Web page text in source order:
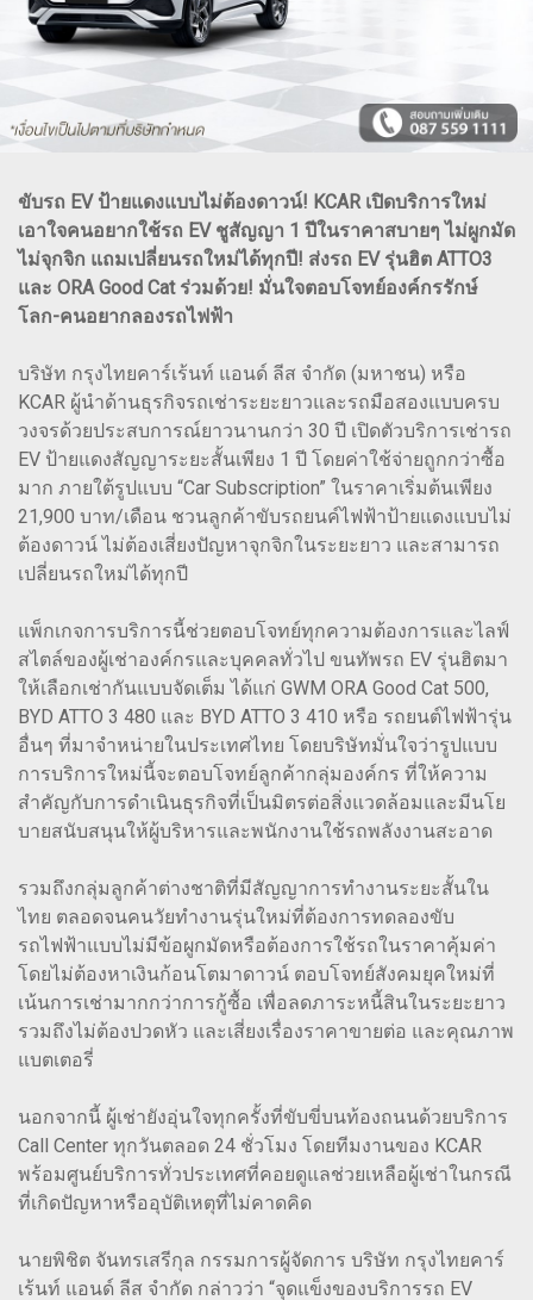
ขับรถ EV ป้ายแดงแบบไม่ต้องดาวน์! KCAR เปิดบริการใหม่
เอาใจคนอยากใช้รถ EV ชูสัญญา 1 ปีในราคาสบายๆ ไม่ผูกมัด
ไม่จุกจิก แถมเปลี่ยนรถใหม่ได้ทุกปี! ส่งรถ EV รุ่นฮิต ATTO3
และ ORA Good Cat ร่วมด้วย! มั่นใจตอบโจทย์องค์กรรักษ์
โลก-คนอยากลองรถไฟฟ้า
บริษัท กรุงไทยคาร์เร้นท์ แอนด์ ลีส จำกัด (มหาชน) หรือ
KCAR ผู้นำด้านธุรกิจรถเช่าระยะยาวและรถมือสองแบบครบ
วงจรด้วยประสบการณ์ยาวนานกว่า 30 ปี เปิดตัวบริการเช่ารถ
EV ป้ายแดงสัญญาระยะสั้นเพียง 1 ปี โดยค่าใช้จ่ายถูกกว่าซื้อ
มาก ภายใต้รูปแบบ “Car Subscription” ในราคาเริ่มต้นเพียง
21,900 บาท/เดือน ชวนลูกค้าขับรถยนค์ไฟฟ้าป้ายแดงแบบไม่
ต้องดาวน์ ไม่ต้องเสี่ยงปัญหาจุกจิกในระยะยาว และสามารถ
เปลี่ยนรถใหม่ได้ทุกปี
แพ็กเกจการบริการนี้ช่วยตอบโจทย์ทุกความต้องการและไลฟ์
สไตล์ของผู้เช่าองค์กรและบุคคลทั่วไป ขนทัพรถ EV รุ่นฮิตมา
ให้เลือกเช่ากันแบบจัดเต็ม ได้แก่ GWM ORA Good Cat 500,
BYD ATTO 3 480 และ BYD ATTO 3 410 หรือ รถยนต์ไฟฟ้ารุ่น
อื่นๆ ที่มาจำหน่ายในประเทศไทย โดยบริษัทมั่นใจว่ารูปแบบ
การบริการใหม่นี้จะตอบโจทย์ลูกค้ากลุ่มองค์กร ที่ให้ความ
สำคัญกับการดำเนินธุรกิจที่เป็นมิตรต่อสิ่งแวดล้อมและมีนโย
บายสนับสนุนให้ผู้บริหารและพนักงานใช้รถพลังงานสะอาด
รวมถึงกลุ่มลูกค้าต่างชาติที่มีสัญญาการทำงานระยะสั้นใน
ไทย ตลอดจนคนวัยทำงานรุ่นใหม่ที่ต้องการทดลองขับ
รถไฟฟ้าแบบไม่มีข้อผูกมัดหรือต้องการใช้รถในราคาคุ้มค่า
โดยไม่ต้องหาเงินก้อนโตมาดาวน์ ตอบโจทย์สังคมยุคใหม่ที่
เน้นการเช่ามากกว่าการกู้ซื้อ เพื่อลดภาระหนี้สินในระยะยาว
รวมถึงไม่ต้องปวดหัว และเสี่ยงเรื่องราคาขายต่อ และคุณภาพ
แบตเตอรี่
นอกจากนี้ ผู้เช่ายังอุ่นใจทุกครั้งที่ขับขี่บนท้องถนนด้วยบริการ
Call Center ทุกวันตลอด 24 ชั่วโมง โดยทีมงานของ KCAR
พร้อมศูนย์บริการทั่วประเทศที่คอยดูแลช่วยเหลือผู้เช่าในกรณี
ที่เกิดปัญหาหรืออุบัติเหตุที่ไม่คาดคิด
นายพิชิต จันทรเสรีกุล กรรมการผู้จัดการ บริษัท กรุงไทยคาร์
เร้นท์ แอนด์ ลีส จำกัด กล่าวว่า “จุดแข็งของบริการรถ EV